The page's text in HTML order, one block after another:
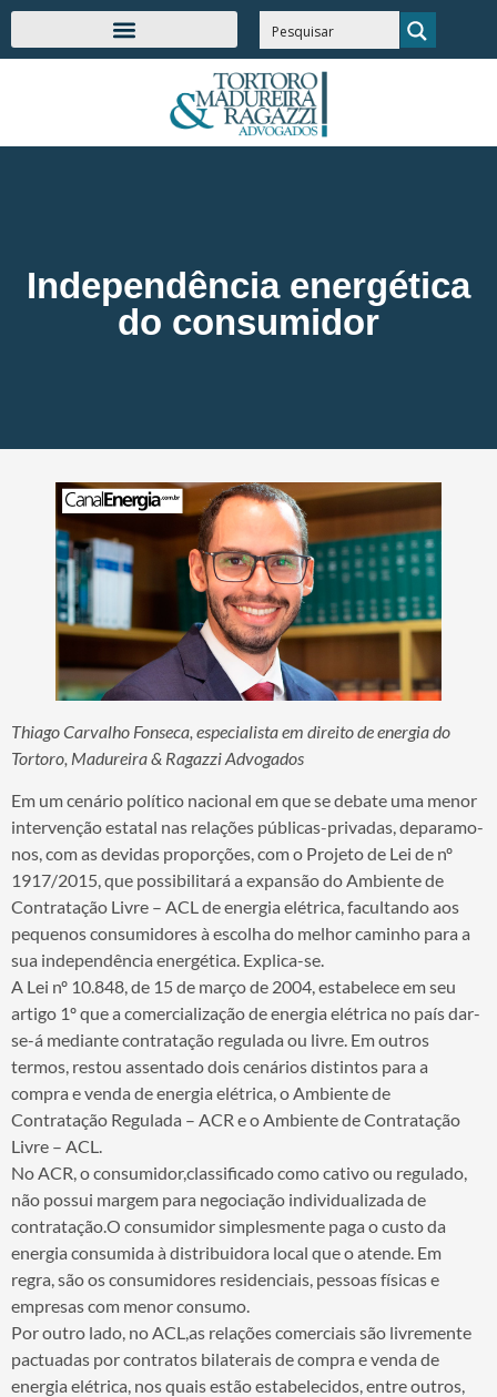
Independência energética
do consumidor
Thiago Carvalho Fonseca, especialista em direito de energia do
Tortoro, Madureira & Ragazzi Advogados
Em um cenário político nacional em que se debate uma menor
intervenção estatal nas relações públicas-privadas, deparamo-
nos, com as devidas proporções, com o Projeto de Lei de nº
1917/2015, que possibilitará a expansão do Ambiente de
Contratação Livre – ACL de energia elétrica, facultando aos
pequenos consumidores à escolha do melhor caminho para a
sua independência energética. Explica-se.
A Lei nº 10.848, de 15 de março de 2004, estabelece em seu
artigo 1º que a comercialização de energia elétrica no país dar-
se-á mediante contratação regulada ou livre. Em outros
termos, restou assentado dois cenários distintos para a
compra e venda de energia elétrica, o Ambiente de
Contratação Regulada – ACR e o Ambiente de Contratação
Livre – ACL.
No ACR, o consumidor,classificado como cativo ou regulado,
não possui margem para negociação individualizada de
contratação.O consumidor simplesmente paga o custo da
energia consumida à distribuidora local que o atende. Em
regra, são os consumidores residenciais, pessoas físicas e
empresas com menor consumo.
Por outro lado, no ACL,as relações comerciais são livremente
pactuadas por contratos bilaterais de compra e venda de
energia elétrica, nos quais estão estabelecidos, entre outros,